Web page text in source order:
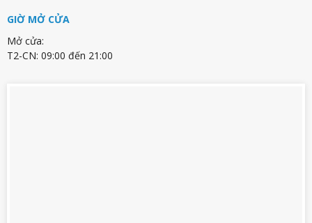
GIỜ MỞ CỬA
Mở cửa:
T2-CN: 09:00 đến 21:00